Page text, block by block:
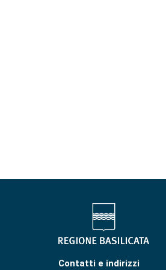
Contatti e indirizzi